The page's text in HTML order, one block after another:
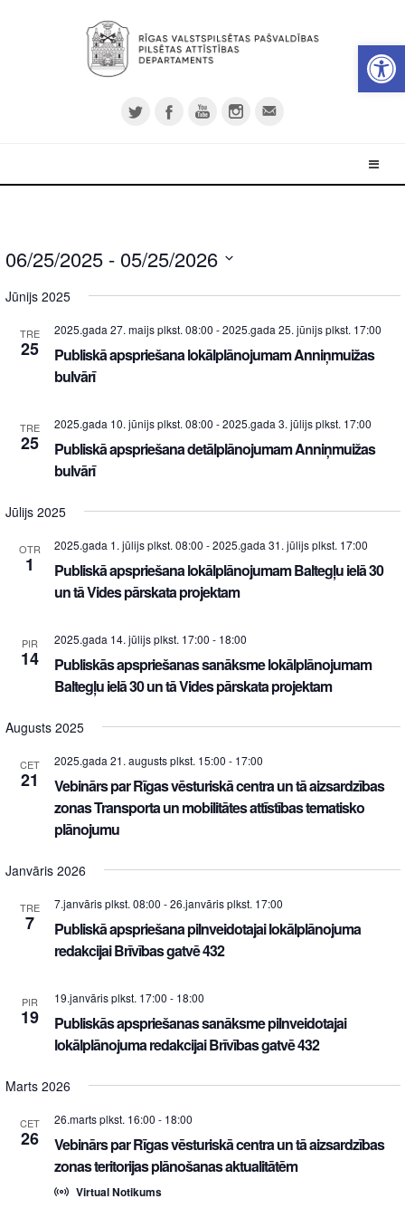
06/25/2025 - 05/25/2026
date.
Jūnijs 2025
TRE
25
2025.gada 27. maijs plkst. 08:00 -2025.gada 25. jūnijs plkst. 17:00
Publiskā apspriešana lokālplānojumam Anniņmuižas
bulvārī
TRE
25
2025.gada 10. jūnijs plkst. 08:00 -2025.gada 3. jūlijs plkst. 17:00
Publiskā apspriešana detālplānojumam Anniņmuižas
bulvārī
Jūlijs 2025
OTR
1
2025.gada 1. jūlijs plkst. 08:00 -2025.gada 31. jūlijs plkst. 17:00
Publiskā apspriešana lokālplānojumam Baltegļu ielā 30
un tā Vides pārskata projektam
PIR
14
2025.gada 14. jūlijs plkst. 17:00 - 18:00
Publiskās apspriešanas sanāksme lokālplānojumam
Baltegļu ielā 30 un tā Vides pārskata projektam
Augusts 2025
CET
21
2025.gada 21. augusts plkst. 15:00 - 17:00
Vebinārs par Rīgas vēsturiskā centra un tā aizsardzības
zonas Transporta un mobilitātes attīstības tematisko
plānojumu
Janvāris 2026
TRE
7
7.janvāris plkst. 08:00 -26.janvāris plkst. 17:00
Publiskā apspriešana pilnveidotajai lokālplānojuma
redakcijai Brīvības gatvē 432
PIR
19
19.janvāris plkst. 17:00 - 18:00
Publiskās apspriešanas sanāksme pilnveidotajai
lokālplānojuma redakcijai Brīvības gatvē 432
Marts 2026
CET
26
26.marts plkst. 16:00 - 18:00
Vebinārs par Rīgas vēsturiskā centra un tā aizsardzības
zonas teritorijas plānošanas aktualitātēm
Virtual Notikums